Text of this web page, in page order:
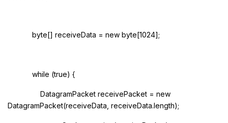
byte[] receiveData = new byte[1024];
while (true) {
DatagramPacket receivePacket = new
DatagramPacket(receiveData, receiveData.length);